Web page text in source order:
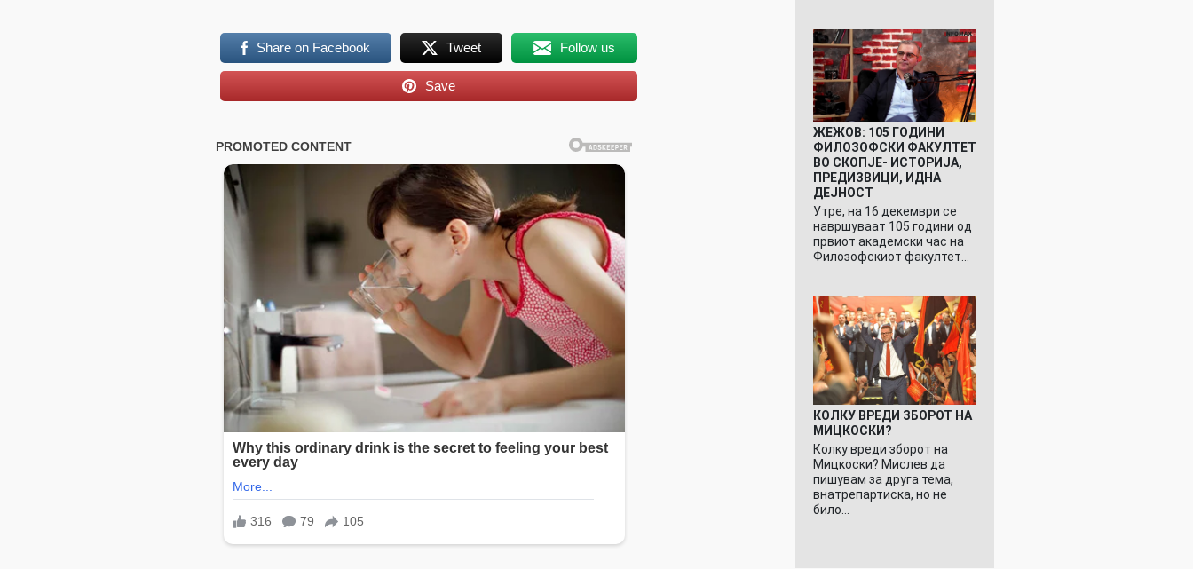
Share on Facebook Tweet Follow us
Save
ЖЕЖОВ: 105 ГОДИНИ
ФИЛОЗОФСКИ ФАКУЛТЕТ
ВО СКОПЈЕ- ИСТОРИЈА,
ПРЕДИЗВИЦИ, ИДНА
ДЕЈНОСТ
Утре, на 16 декември се
навршуваат 105 години од
првиот академски час на
Филозофскиот факултет…
КОЛКУ ВРЕДИ ЗБОРОТ НА
МИЦКОСКИ?
Колку вреди зборот на
Мицкоски? Мислев да
пишувам за друга тема,
внатрепартиска, но не
било…